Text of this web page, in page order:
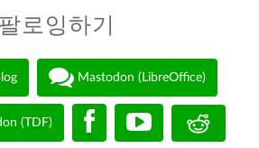
팔로잉하기
Mastodon (LibreOffice)
(TDF)